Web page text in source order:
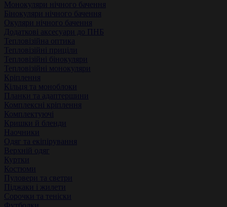
Монокуляри нічного бачення
Бінокуляри нічного бачення
Окуляри нічного бачення
Додаткові аксесуари до ПНБ
Тепловізійна оптика
Тепловізійні приціли
Тепловізійні бінокуляри
Тепловізійні монокуляри
Кріплення
Кільця та моноблоки
Планки та адаптершини
Комплексні кріплення
Комплектуючі
Кришки й бленди
Наочники
Одяг та екіпірування
Верхній одяг
Куртки
Костюми
Пуловери та светри
Піджаки і жилети
Сорочки та теніски
Футболки